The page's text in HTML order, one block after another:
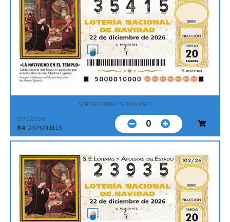
SORTEO EXTRA. DE NAVIDAD
22/12/2026
84 DISPONIBLES 0